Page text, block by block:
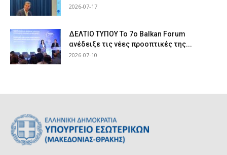
2026-07-17
ΔΕΛΤΙΟ ΤΥΠΟΥ Το 7ο Balkan Forum
ανέδειξε τις νέες προοπτικές της...
2026-07-10